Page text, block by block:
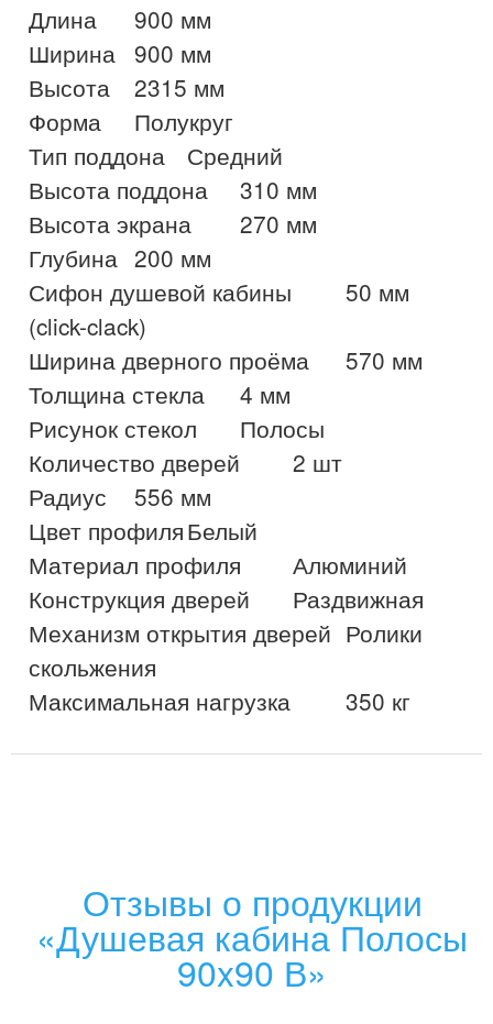
Длина	900 мм
Ширина	900 мм
Высота	2315 мм
Форма	Полукруг
Тип поддона	Средний
Высота поддона	310 мм
Высота экрана	270 мм
Глубина	200 мм
Сифон душевой кабины	50 мм
(click-clack)
Ширина дверного проёма	570 мм
Толщина стекла	4 мм
Рисунок стекол	Полосы
Количество дверей	2 шт
Радиус	556 мм
Цвет профиля	Белый
Материал профиля	Алюминий
Конструкция дверей	Раздвижная
Механизм открытия дверей	Ролики
скольжения
Отзывы о продукции
«Душевая кабина Полосы
90x90 В»